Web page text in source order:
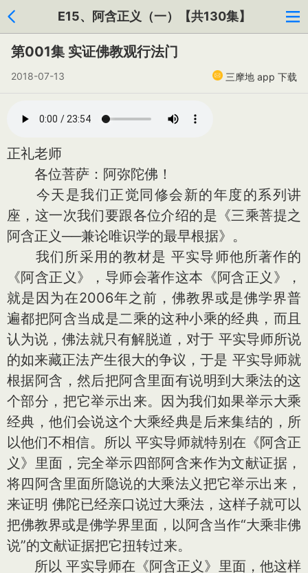
E15、阿含正义（一）【共130集】
第001集 实证佛教观行法门
2018-07-13 三摩地 app 下载
正礼老师
各位菩萨：阿弥陀佛！
今天是我们正觉同修会新的年度的系列讲
座，这一次我们要跟各位介绍的是《三乘菩提之
阿含正义──兼论唯识学的最早根据》。
我们所采用的教材是 平实导师他所著作的
《阿含正义》，导师会著作这本《阿含正义》，
就是因为在2006年之前，佛教界或是佛学界普
遍都把阿含当成是二乘的这种小乘的经典，而且
认为说，佛法就只有解脱道，对于 平实导师所说
的如来藏正法产生很大的争议，于是 平实导师就
根据阿含，然后把阿含里面有说明到大乘法的这
个部分，把它举示出来。因为我们如果举示大乘
经典，他们会说这个大乘经典是后来集结的，所
以他们不相信。所以 平实导师就特别在《阿含正
义》里面，完全举示四部阿含来作为文献证据，
将四阿含里面所隐说的大乘法义把它举示出来，
来证明 佛陀已经亲口说过大乘法，这样子就可以
把佛教界或是佛学界里面，以阿含当作“大乘非佛
说”的文献证据把它扭转过来。
所以 平实导师在《阿含正义》里面，他这样